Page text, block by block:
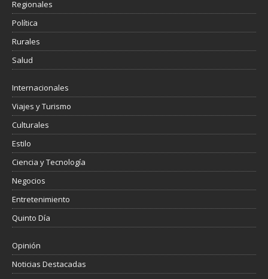
Regionales
Política
Rurales
Salud
Internacionales
Viajes y Turismo
Culturales
Estilo
Ciencia y Tecnología
Negocios
Entretenimiento
Quinto Día
Opinión
Noticias Destacadas